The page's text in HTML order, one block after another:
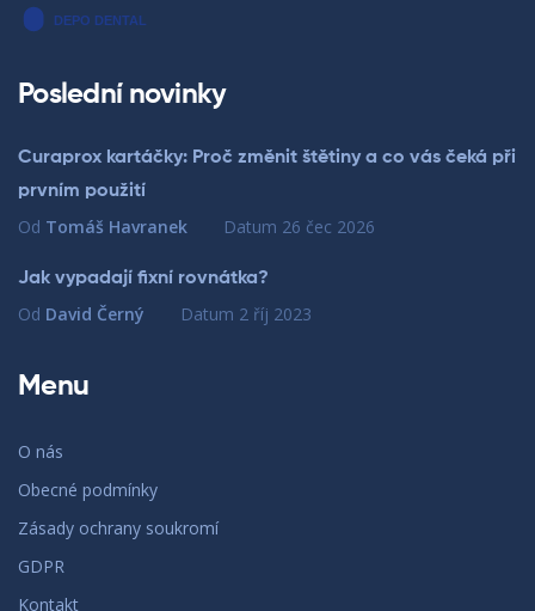
Poslední novinky
Curaprox kartáčky: Proč změnit štětiny a co vás čeká při
prvním použití
Od Tomáš Havranek Datum 26 čec 2026
Jak vypadají fixní rovnátka?
Od David Černý Datum 2 říj 2023
Menu
O nás
Obecné podmínky
Zásady ochrany soukromí
GDPR
Kontakt